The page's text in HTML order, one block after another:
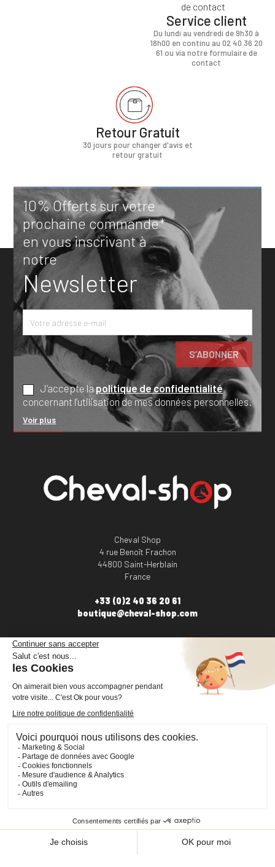
Service client
Du lundi au vendredi de 9h30 à
18h00 en continu au 02 40 36 20
61 ou via notre formulaire de
contact
Retour Gratuit
30 jours pour changer d'avis et
retour gratuit
10% Offerts sur votre
prochaine commande*
en vous inscrivant à
notre
Newsletter
J’accepte lapolitique de confidentialité
concernant l’utilisation de mes données personnelles.
Voir plus
Cheval Shop
4 rue Benoît Frachon
44800 Saint-Herblain
France
+33 (0)2 40 36 20 61
boutique@cheval-shop.com
VOTRE COMPTE
INFORMATIONS
NOS SERVICES
Plan du site Cookies
© 2026 - CHEVAL SHOP